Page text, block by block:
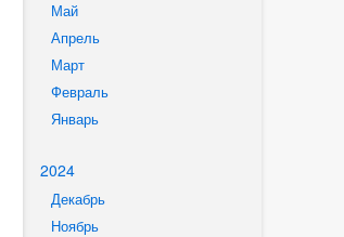
Май
Апрель
Март
Февраль
Январь
2024
Декабрь
Ноябрь